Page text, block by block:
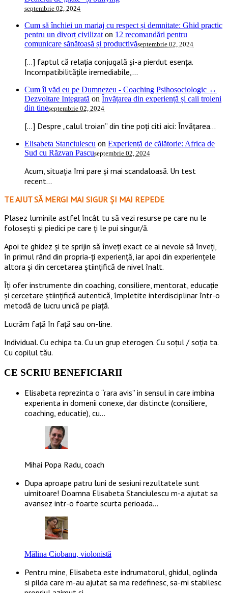
septembrie 02, 2024
Cum să închiei un mariaj cu respect și demnitate: Ghid practic
pentru un divorț civilizat on 12 recomandări pentru
comunicare sănătoasă și productivăseptembrie 02, 2024
[…] faptul că relația conjugală și-a pierdut esența.
Incompatibilitățile iremediabile,...
Cum îl văd eu pe Dumnezeu - Coaching Psihosociologic ↔
Dezvoltare Integrată on Învățarea din experiență și caii troieni
din tineseptembrie 02, 2024
[…] Despre „calul troian” din tine poți citi aici: Învățarea...
Elisabeta Stanciulescu on Experiență de călătorie: Africa de
Sud cu Răzvan Pascuseptembrie 02, 2024
Acum, situația îmi pare și mai scandaloasă. Un test
recent...
TE AJUT SĂ MERGI MAI SIGUR ȘI MAI REPEDE
​​Plasez luminile astfel încât tu să vezi resurse pe care nu le
folosești și piedici pe care ți le pui singur/ă.
Apoi te ghidez și te sprijin să înveți exact ce ai nevoie să înveți,
în primul rând din propria-ți experiență, iar apoi din experiențele
altora și din cercetarea științifică de nivel înalt.
Îți ofer instrumente din coaching, consiliere, mentorat, educație
și cercetare științifică autentică, împletite interdisciplinar într-o
metodă de lucru unică pe piață.
Lucrăm față în față sau on-line.
Individual. Cu echipa ta. Cu un grup eterogen. Cu soțul / soția ta.
Cu copilul tău.
CE SCRIU BENEFICIARII
Elisabeta reprezinta o “rara avis” in sensul in care imbina
experienta in domenii conexe, dar distincte (consiliere,
coaching, educatie), cu…
Mihai Popa Radu, coach
Dupa aproape patru luni de sesiuni rezultatele sunt
uimitoare! Doamna Elisabeta Stanciulescu m-a ajutat sa
avansez intr-o foarte scurta perioada…
Mălina Ciobanu, violonistă
Pentru mine, Elisabeta este indrumatorul, ghidul, oglinda
si pilda care m-au ajutat sa ma redefinesc, sa-mi stabilesc